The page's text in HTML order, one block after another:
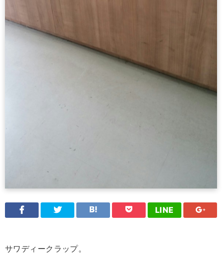
LINE
サワディークラップ。